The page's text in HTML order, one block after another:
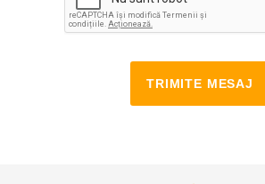
TRIMITE MESAJ